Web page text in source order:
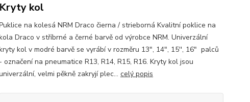
Kryty kol
na kolesá NRM Draco čierna / strieborná Kvalitní poklice na
Draco v stříbrné a černé barvě od výrobce NRM. Univerzální
kol v modré barvě se vyrábí v rozměru 13", 14", 15'', 16" palců
- označení na pneumatice R13, R14, R15, R16. Kryty kol jsou
velmi pěkně zakryjí plec... celý popis